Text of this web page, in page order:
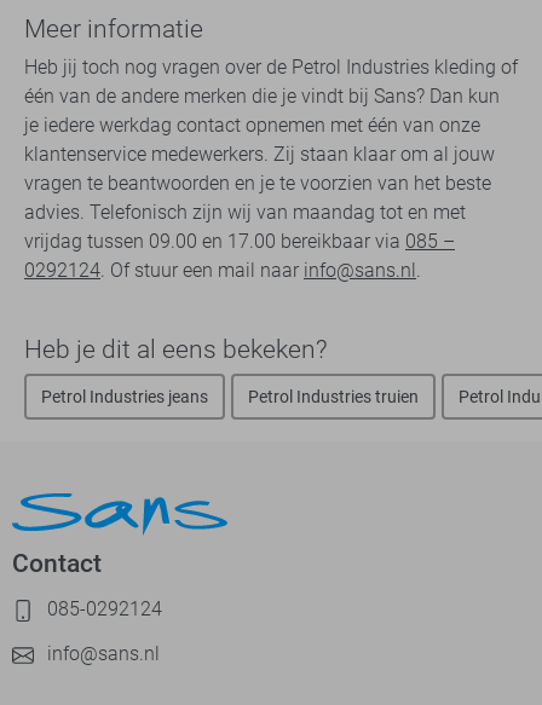
Meer informatie
Heb jij toch nog vragen over de Petrol Industries kleding of
één van de andere merken die je vindt bij Sans? Dan kun
je iedere werkdag contact opnemen met één van onze
klantenservice medewerkers. Zij staan klaar om al jouw
vragen te beantwoorden en je te voorzien van het beste
advies. Telefonisch zijn wij van maandag tot en met
vrijdag tussen 09.00 en 17.00 bereikbaar via 085 –
0292124. Of stuur een mail naar info@sans.nl.
Heb je dit al eens bekeken?
Petrol Industries jeans Petrol Industries truien Petrol
Contact
085-0292124
info@sans.nl